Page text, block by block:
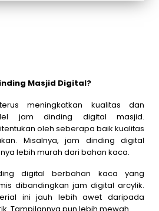
Masjid Digital?
meningkatkan kualitas dan
jam dinding digital masjid.
oleh seberapa baik kualitas
Misalnya, jam dinding digital
lebih murah dari bahan kaca.
digital berbahan kaca yang
dibandingkan jam digital arcylik.
ini jauh lebih awet daripada